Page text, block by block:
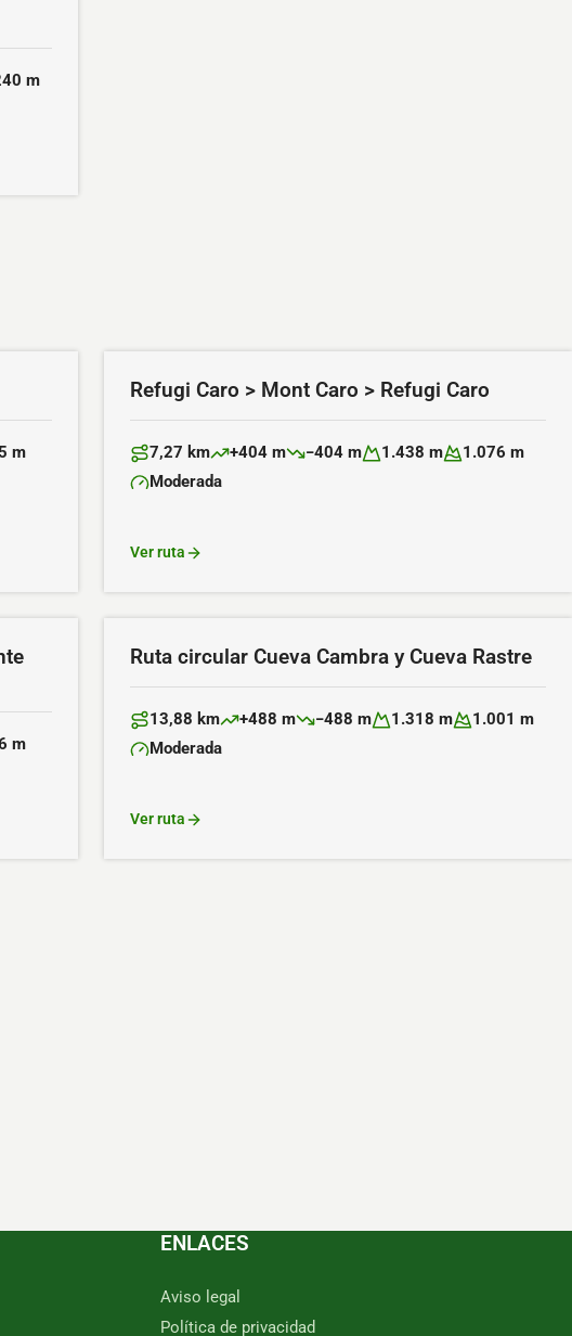
mínima:
m
mínima:
m
Refugi Caro > Mont Caro > Refugi Caro
Distancia:
7,27 km
Desnivel positivo:
+404 m
Desnivel negativo:
−404 m
Altitud máxima:
1.438 m
Altitud mínima:
1.076 m
Dificultad:
Moderada
Ver ruta
mínima:
m
Ruta circular Cueva Cambra y Cueva Rastre
Distancia:
13,88 km
Desnivel positivo:
+488 m
Desnivel negativo:
−488 m
Altitud máxima:
1.318 m
Altitud mínima:
1.001 m
Dificultad:
Moderada
Ver ruta
ENLACES
Aviso legal
Política de privacidad